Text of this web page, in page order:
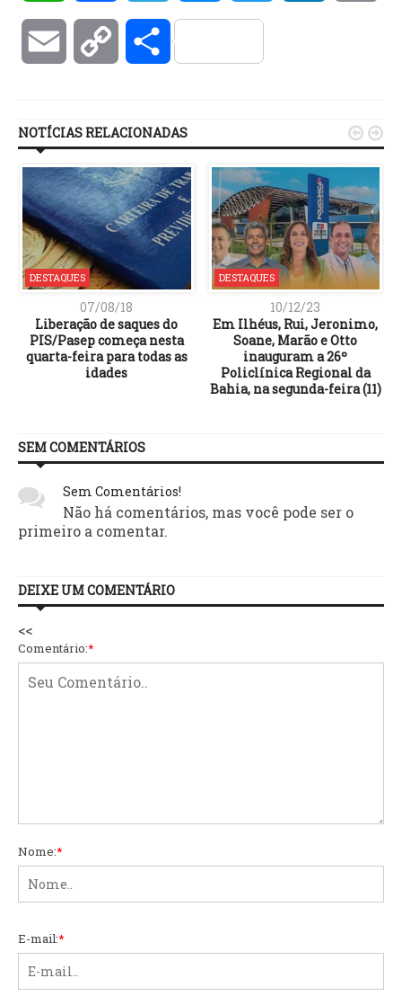
Email Copy Compartilhar
NOTÍCIAS RELACIONADAS
DESTAQUES
07/08/18
Liberação de saques do
PIS/Pasep começa nesta
quarta-feira para todas as
idades
DESTAQUES
10/12/23
Em Ilhéus, Rui, Jeronimo,
Soane, Marão e Otto
inauguram a 26º
Policlínica Regional da
Bahia, na segunda-feira (11)
 
SEM COMENTÁRIOS
Sem Comentários!
Não há comentários, mas você pode ser o
primeiro a comentar.
DEIXE UM COMENTÁRIO
<<
Comentário:*
Nome:*
E-mail:*